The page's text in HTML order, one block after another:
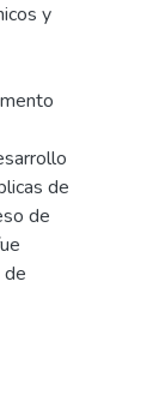
y
de
de